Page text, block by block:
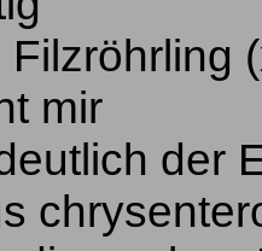
Filzröhrling
mir
der